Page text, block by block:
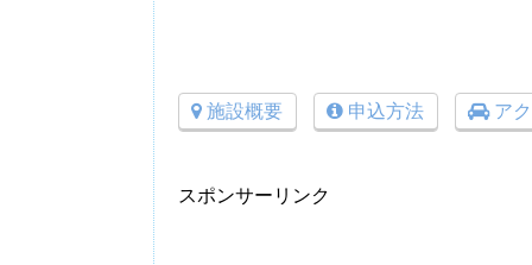
施設概要 申込方法 ア
スポンサーリンク